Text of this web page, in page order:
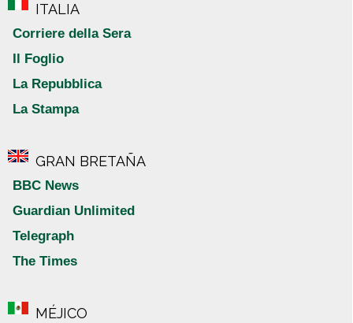
ITALIA
Corriere della Sera
Il Foglio
La Repubblica
La Stampa
GRAN BRETAÑA
BBC News
Guardian Unlimited
Telegraph
The Times
MÉJICO